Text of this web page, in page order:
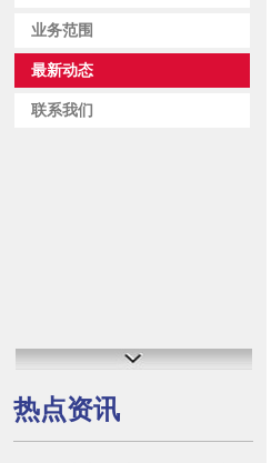
业务范围
最新动态
联系我们
热点资讯